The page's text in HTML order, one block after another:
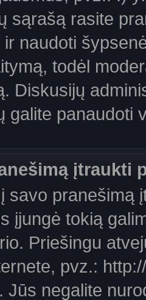
sąrašą rasite
naudoti
todėl
Diskusijų
galite panaudoti
įtraukti
savo pranešimą
įjungė tokią
Priešingu
pvz.:
Jūs negalite